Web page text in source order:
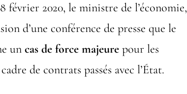
février 2020, le ministre de l’économie,
d’une conférence de presse que le
un cas de force majeure pour les
de contrats passés avec l’État.